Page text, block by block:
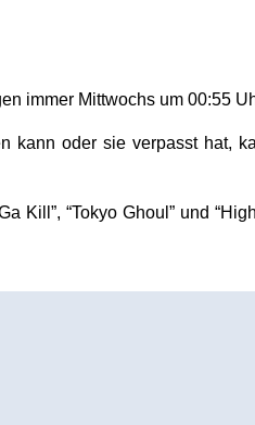
immer Mittwochs um 00:55
kann oder sie verpasst hat,
Kill”, “Tokyo Ghoul” und